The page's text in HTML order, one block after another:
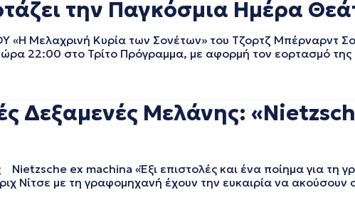
την Παγκόσμια Ημέρα
Μελαχρινή Κυρία των Σονέτων» του Tζορτζ Μπέρναρντ Σο
22:00 στο Τρίτο Πρόγραμμα, με αφορμή τον εορτασμό
Δεξαμενές Μελάνης:
ex machina «Έξι επιστολές και ένα ποίημα για τη
Νίτσε με τη γραφομηχανή έχουν την ευκαιρία να ακούσουν